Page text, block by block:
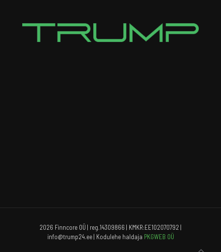
2026 Finncore OÜ | reg.14309866 | KMKR:EE102070792 |
info@trump24.ee | Kodulehe haldaja PKGWEB OÜ